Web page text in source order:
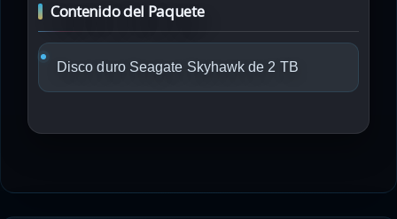
Contenido del Paquete
Disco duro Seagate Skyhawk de 2 TB